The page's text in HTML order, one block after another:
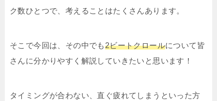
ク数ひとつで、考えることはたくさんあります。
そこで今回は、その中でも2ビートクロールについて皆
さんに分かりやすく解説していきたいと思います！
タイミングが合わない、直ぐ疲れてしまうといった方